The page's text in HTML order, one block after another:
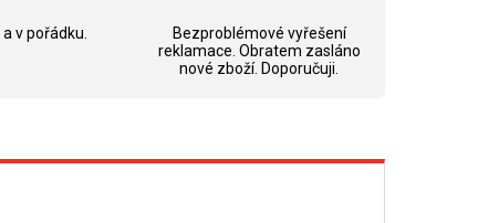
v pořádku.
Bezproblémové vyřešení
reklamace. Obratem zasláno
nové zboží. Doporučuji.